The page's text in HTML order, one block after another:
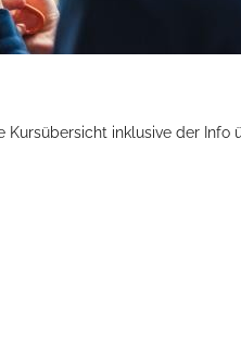
Kursübersicht inklusive der